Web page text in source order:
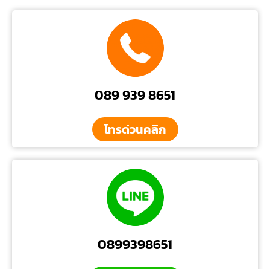
089 939 8651
โทรด่วนคลิก
0899398651